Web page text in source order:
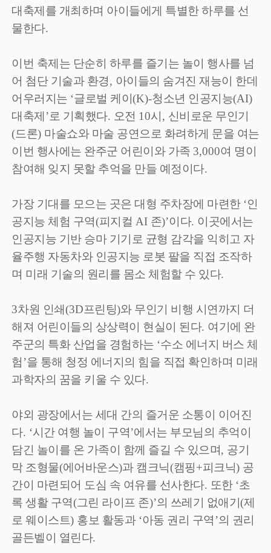
대축제를 개최하며 아이들에게 특별한 하루를 선
물한다.
이번 축제는 단순히 하루를 즐기는 놀이 행사를 넘
어 첨단 기술과 환경, 아이들의 숨겨진 재능이 한데
어우러지는 ‘글로벌 케이(K)-청소년 인공지능(AI)
대축제’로 기획했다. 오전 10시, 신비로운 무인기
(드론) 마술쇼와 마술 공연으로 화려하게 문을 여는
이번 행사에는 완주군 어린이와 가족 3,000여 명이
참여해 잊지 못할 추억을 만들 예정이다.
가장 기대를 모으는 곳은 대형 주차장에 마련한 ‘인
공지능 체험 구역(피지컬 AI 존)’이다. 이곳에서는
인공지능 기반 승마 기기로 균형 감각을 익히고 자
율주행 자동차와 인공지능 로봇 팔을 직접 조작하
며 미래 기술의 원리를 몸소 체험할 수 있다.
3차원 인쇄(3D프린팅)와 무인기 비행 시연까지 더
해져 어린이들의 상상력이 현실이 된다. 여기에 완
주군의 특화 산업을 경험하는 ‘수소 에너지 버스 체
험’을 통해 청정 에너지의 힘을 직접 확인하며 미래
과학자의 꿈을 키울 수 있다.
야외 광장에서는 세대 간의 즐거운 소통이 이어진
다. ‘시간 여행 놀이 구역’에서는 부모님의 추억이
담긴 놀이를 온 가족이 함께 즐길 수 있으며, 공기
막 조형물(에어바운스)과 캠크닉(캠핑+피크닉) 공
간이 마련되어 도심 속 여유를 선사한다. 또한 ‘초
록 생활 구역(그린 라이프 존)’의 쓰레기 없애기(제
로 웨이스트) 홍보 활동과 ‘아동 권리 구역’의 권리
골든벨이 열린다.